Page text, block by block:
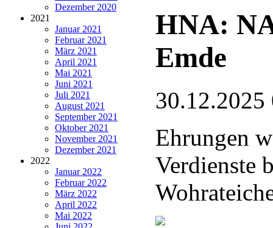
Dezember 2020
2021
Januar 2021
Februar 2021
März 2021
April 2021
Mai 2021
Juni 2021
Juli 2021
August 2021
September 2021
Oktober 2021
November 2021
Dezember 2021
2022
Januar 2022
Februar 2022
März 2022
April 2022
Mai 2022
HNA:
Emde
30.12.2025
Ehrungen
Verdienste